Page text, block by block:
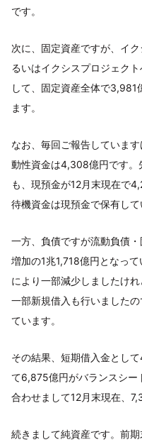
です。
次に、固定資産ですが、イ
るいはイクシスプロジェク
して、固定資産全体で
ます。
なお、毎回ご報告していま
動性資金は4,308億円です。
も、現預金が12月末現在で
待機資金は現預金で保有して
一方、負債ですが流動負債
増加の1兆1,718億円となっ
により一部減少しましたけ
一部新規借入も行いました
ています。
その結果、短期借入金とし
て6,875億円がバランスシー
合わせまして12月末現在、
続きまして純資産です。前